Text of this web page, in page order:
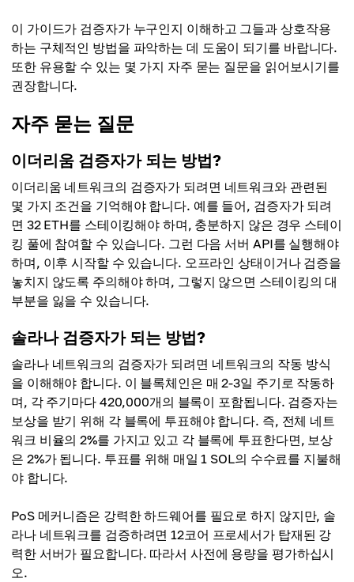
이 가이드가 검증자가 누구인지 이해하고 그들과 상호작용
하는 구체적인 방법을 파악하는 데 도움이 되기를 바랍니다.
또한 유용할 수 있는 몇 가지 자주 묻는 질문을 읽어보시기를
권장합니다.
자주 묻는 질문
이더리움 검증자가 되는 방법?
이더리움 네트워크의 검증자가 되려면 네트워크와 관련된
몇 가지 조건을 기억해야 합니다. 예를 들어, 검증자가 되려
면 32 ETH를 스테이킹해야 하며, 충분하지 않은 경우 스테이
킹 풀에 참여할 수 있습니다. 그런 다음 서버 API를 실행해야
하며, 이후 시작할 수 있습니다. 오프라인 상태이거나 검증을
놓치지 않도록 주의해야 하며, 그렇지 않으면 스테이킹의 대
부분을 잃을 수 있습니다.
솔라나 검증자가 되는 방법?
솔라나 네트워크의 검증자가 되려면 네트워크의 작동 방식
을 이해해야 합니다. 이 블록체인은 매 2-3일 주기로 작동하
며, 각 주기마다 420,000개의 블록이 포함됩니다. 검증자는
보상을 받기 위해 각 블록에 투표해야 합니다. 즉, 전체 네트
워크 비율의 2%를 가지고 있고 각 블록에 투표한다면, 보상
은 2%가 됩니다. 투표를 위해 매일 1 SOL의 수수료를 지불해
야 합니다.
PoS 메커니즘은 강력한 하드웨어를 필요로 하지 않지만, 솔
라나 네트워크를 검증하려면 12코어 프로세서가 탑재된 강
력한 서버가 필요합니다. 따라서 사전에 용량을 평가하십시
오.